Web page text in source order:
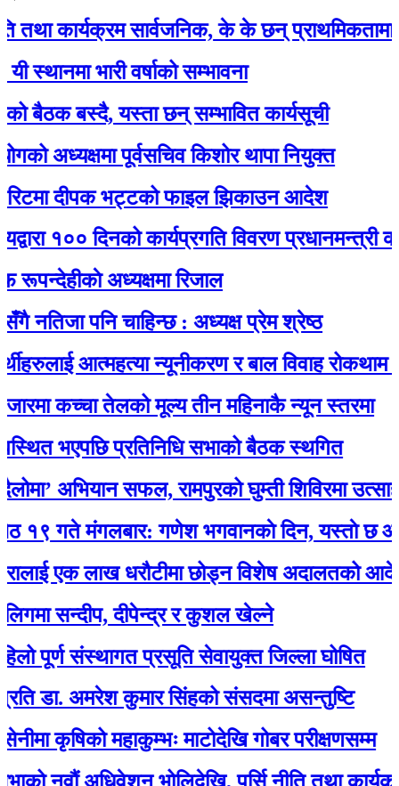
कार्यक्रम सार्वजनिक, के के छन् प्राथमिकतामा ?
भारी वर्षाको सम्भावना
बस्दै, यस्ता छन् सम्भावित कार्यसूची
पूर्वसचिव किशोर थापा नियुक्त
दीपक भट्टको फाइल झिकाउन आदेश
१०० दिनको कार्यप्रगति विवरण प्रधानमन्त्री
अध्यक्षमा रिजाल
पनि चाहिन्छ : अध्यक्ष प्रेम श्रेष्ठ
आत्महत्या न्यूनीकरण र बाल विवाह रोकथाम
कच्चा तेलको मूल्य तीन महिनाकै न्यून स्तरमा
प्रतिनिधि सभाको बैठक स्थगित
सफल, रामपुरको घुम्ती शिविरमा उत्साहजनक
मंगलबार: गणेश भगवानकाे दिन, यस्ताे छ आजको
एक लाख धरौटीमा छोड्न विशेष अदालतको आदेश
सन्दीप, दीपेन्द्र र कुशल खेल्ने
संस्थागत प्रसूति सेवायुक्त जिल्ला घोषित
अमरेश कुमार सिंहको संसदमा असन्तुष्टि
महाकुम्भः माटोदेखि गोबर परीक्षणसम्म